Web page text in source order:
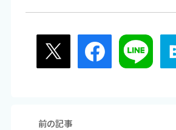
前の記事